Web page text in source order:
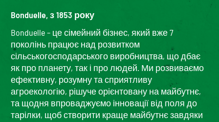
Bonduelle, з 1853 року
Bonduelle – це сімейний бізнес, який вже 7
поколінь працює над розвитком
сільськогосподарського виробництва, що дбає
як про планету, так і про людей. Ми розвиваємо
ефективну, розумну та сприятливу
агроекологію, рішуче орієнтовану на майбутнє,
та щодня впроваджуємо інновації від поля до
тарілки, щоб створити краще майбутнє завдяки